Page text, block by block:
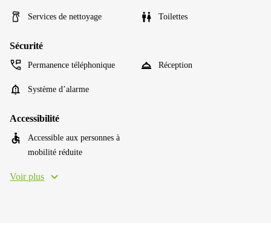
Services de nettoyage Toilettes
Sécurité
Permanence téléphonique Réception
Système d’alarme
Accessibilité
Accessible aux personnes à
mobilité réduite
Voir plus